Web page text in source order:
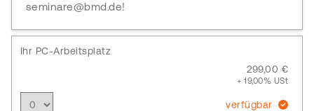
seminare@bmd.de!
Ihr PC-Arbeitsplatz
299,00 €
+ 19,00% USt
verfügbar